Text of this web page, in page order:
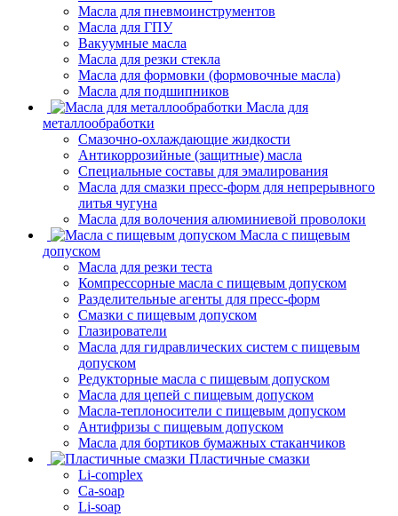
Масла для пневмоинструментов
Масла для ГПУ
Вакуумные масла
Масла для резки стекла
Масла для формовки (формовочные масла)
Масла для подшипников
Масла для
металлообработки
Смазочно-охлаждающие жидкости
Антикоррозийные (защитные) масла
Специальные составы для эмалирования
Масла для смазки пресс-форм для непрерывного
литья чугуна
Масла для волочения алюминиевой проволоки
Масла с пищевым
допуском
Масла для резки теста
Компрессорные масла с пищевым допуском
Разделительные агенты для пресс-форм
Смазки с пищевым допуском
Глазирователи
Масла для гидравлических систем с пищевым
допуском
Редукторные масла с пищевым допуском
Масла для цепей с пищевым допуском
Масла-теплоносители с пищевым допуском
Антифризы с пищевым допуском
Масла для бортиков бумажных стаканчиков
Пластичные смазки
Li-complex
Ca-soap
Li-soap